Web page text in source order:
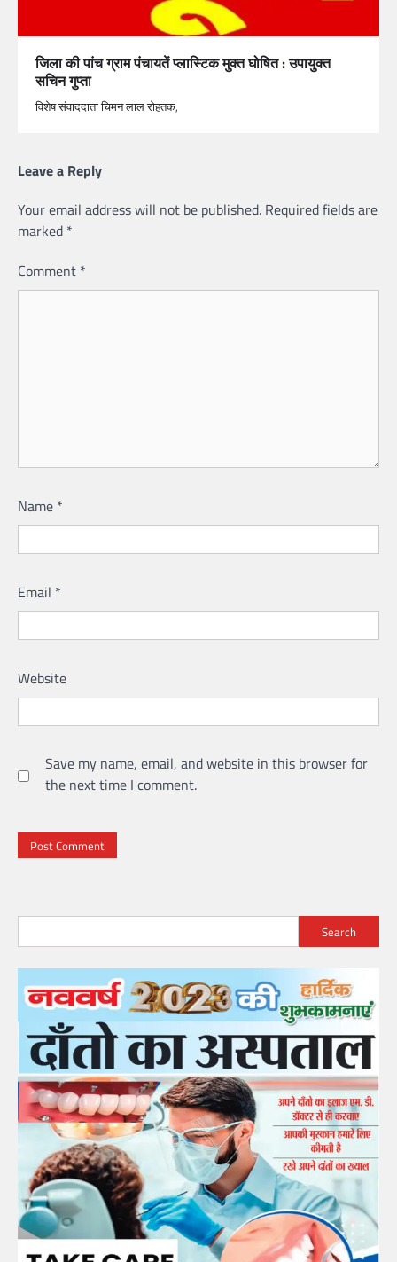
जिला की पांच ग्राम पंचायतें प्लास्टिक मुक्त घोषित : उपायुक्त
सचिन गुप्ता
विशेष संवाददाता चिमन लाल रोहतक,
Leave a Reply
Your email address will not be published. Required fields are
marked *
Comment *
Name *
Email *
Website
Save my name, email, and website in this browser for
the next time I comment.
Search